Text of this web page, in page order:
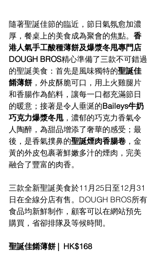
隨著聖誕佳節的臨近，節日氣氛愈加濃
厚， 餐桌上的美食成為聚會的焦點。 香
港人氣手工酸種薄餅及爆漿冬甩專門店
DOUGH BROS精心準備了三款不可錯過
的聖誕美食：首先是風味獨特的聖誕佳
餚薄餅 ，外皮酥脆可口，用上火雞腿片
和香腸作為餡料，讓每一口都充滿節日
的暖意；接著是令人垂涎的Baileys牛奶
巧克力爆漿冬甩 ，濃郁的巧克力香氣令
人陶醉，為甜品增添了奢華的感受；最
後，是香氣撲鼻的聖誕煙肉香腸卷 ，金
黃的外皮包裹著鮮嫩多汁的煙肉，完美
融合了豐富的肉香。
三款全新聖誕美食於11月25日至12月31
日在全線分店有售。 DOUGH BROS所有
食品均新鮮制作，顧客可以在網站預先
購買，省卻排隊及等候時間。
聖誕佳餚薄餅 |  HK$168